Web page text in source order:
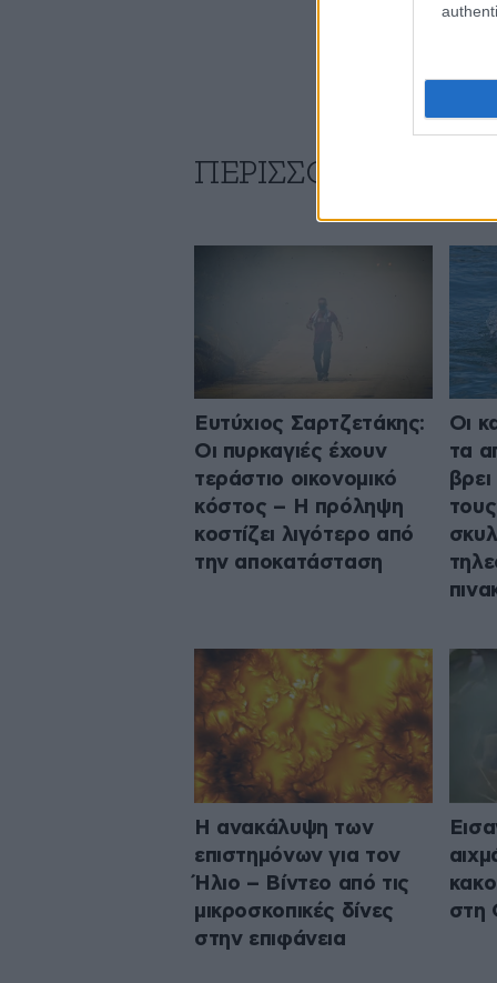
ΠΕΡΙΣΣΟΤΕΡΑ
Ευτύχιος Σαρτζετάκης:
Οι πυρκαγιές έχουν
τεράστιο οικονομικό
κόστος – Η πρόληψη
κοστίζει λιγότερο από
την αποκατάσταση
Οι
τα
Η ανακάλυψη των
επιστημόνων για τον
Ήλιο – Βίντεο από τις
μικροσκοπικές δίνες
στην επιφάνεια
στη